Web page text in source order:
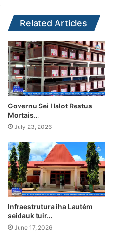
Related Articles
Governu Sei Halot Restus
Mortais…
July 23, 2026
Infraestrutura iha Lautém
seidauk tuir…
June 17, 2026